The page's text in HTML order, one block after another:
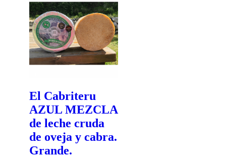
El Cabriteru
AZUL MEZCLA
de leche cruda
de oveja y cabra.
Grande.